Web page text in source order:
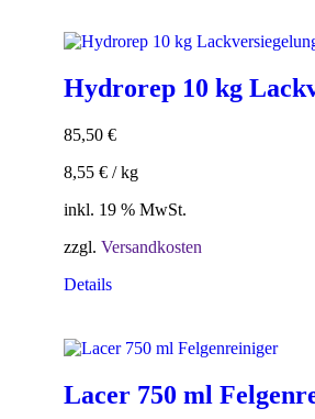
Hydrorep 10 kg
85,50 €
8,55 € /kg
inkl. 19 % MwSt.
zzgl. Versandkosten
Details
Lacer 750 ml